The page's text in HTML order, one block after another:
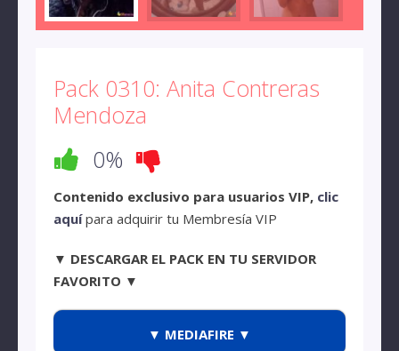
Pack 0310: Anita Contreras
Mendoza
0%
Contenido exclusivo para usuarios VIP, clic
aquípara adquirir tu Membresía VIP
▼ DESCARGAR EL PACK EN TU SERVIDOR
FAVORITO ▼
▼ MEDIAFIRE ▼